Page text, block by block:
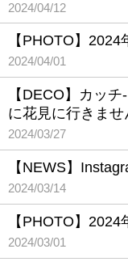
2024/04/12
【PHOTO】
2024/04/01
【DECO】カッ
に花見に行きませ
2024/03/27
【NEWS】
2024/03/14
【PHOTO】
2024/03/01